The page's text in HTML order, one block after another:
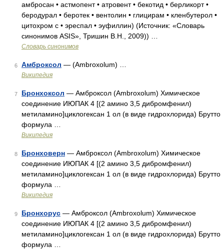
амбросан • астмопент • атровент • бекотид • берликорт •
беродурал • беротек • вентолин • глицирам • кленбутерол •
цитохром с • эреспал • эуфиллин) (Источник: «Словарь
синонимов ASIS», Тришин В.Н., 2009)) …
Словарь синонимов
6 Амброксол — (Ambroxolum) …
Википедия
7 Бронхоксол — Амброксол (Ambroxolum) Химическое
соединение ИЮПАК 4 [(2 амино 3,5 дибромфенил)
метиламино]циклогексан 1 ол (в виде гидрохлорида) Брутто
формула …
Википедия
8 Бронховерн — Амброксол (Ambroxolum) Химическое
соединение ИЮПАК 4 [(2 амино 3,5 дибромфенил)
метиламино]циклогексан 1 ол (в виде гидрохлорида) Брутто
формула …
Википедия
9 Бронхорус — Амброксол (Ambroxolum) Химическое
соединение ИЮПАК 4 [(2 амино 3,5 дибромфенил)
метиламино]циклогексан 1 ол (в виде гидрохлорида) Брутто
формула …